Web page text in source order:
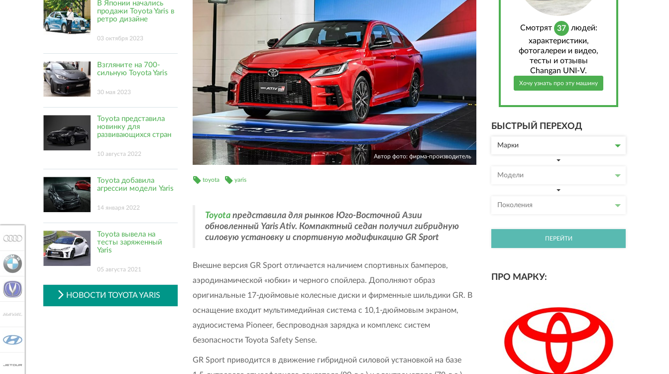
Автор фото: фирма-производитель
toyota yaris
Toyota представила для рынков Юго-Восточной Азии
обновленный Yaris Ativ. Компактный седан получил гибридную
силовую установку и спортивную модификацию GR Sport
Внешне версия GR Sport отличается наличием спортивных бамперов,
аэродинамической «юбки» и черного спойлера. Дополняют образ
оригинальные 17-дюймовые колесные диски и фирменные шильдики GR. В
оснащение входит мультимедийная система с 10,1-дюймовым экраном,
аудиосистема Pioneer, беспроводная зарядка и комплекс систем
безопасности Toyota Safety Sense.
GR Sport приводится в движение гибридной силовой установкой на базе
В Японии начались
продажи Toyota Yaris в
ретро дизайне
03 октября 2023
Взгляните на 700-
сильную Toyota Yaris
30 мая 2023
Toyota представила
новинку для
развивающихся стран
10 августа 2022
Toyota добавила
агрессии модели Yaris
14 января 2022
Toyota вывела на
тесты заряженный
Yaris
05 августа 2021
НОВОСТИ TOYOTA YARIS
Cмотрят 37 людей:
характеристики,
фотогалереи и видео,
тесты и отзывы
Changan UNI-V.
Хочу узнать про эту машину
БЫСТРЫЙ ПЕРЕХОД
Марки
Модели
Поколения
ПЕРЕЙТИ
ПРО МАРКУ:
AUDI
CHANGAN